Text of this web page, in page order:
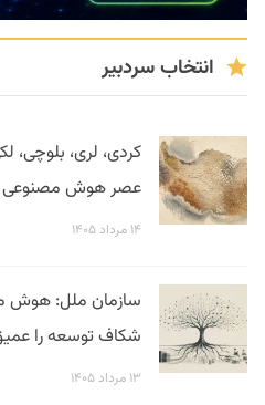
انتخاب سردبیر
کردی، لری، بلوچی،
عصر هوش مصنوعی
۱۴ مرداد ۱۴۰۵
سازمان ملل: هوش
شکاف توسعه را
۱۳ مرداد ۱۴۰۵